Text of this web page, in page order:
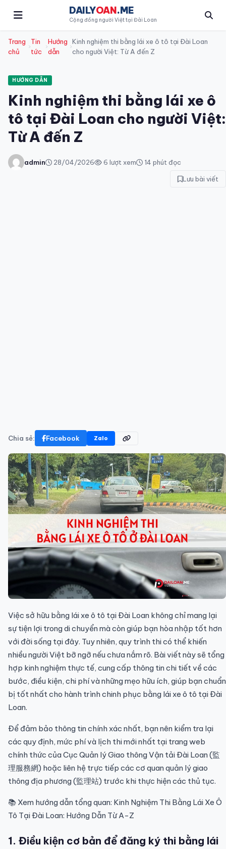
DAILYOAN.ME
Cộng đồng người Việt tại Đài Loan
Trang
chủ
›
Tin
tức
›
Hướng
dẫn
›
Kinh nghiệm thi bằng lái xe ô tô tại Đài Loan
cho người Việt: Từ A đến Z
HƯỚNG DẪN
Kinh nghiệm thi bằng lái xe ô
tô tại Đài Loan cho người Việt:
Từ A đến Z
admin 28/04/2026 6 lượt xem 14 phút đọc
Lưu bài viết
Chia sẻ: Facebook Zalo
Việc sở hữu bằng lái xe ô tô tại Đài Loan không chỉ mang lại
sự tiện lợi trong di chuyển mà còn giúp bạn hòa nhập tốt hơn
với đời sống tại đây. Tuy nhiên, quy trình thi có thể khiến
nhiều người Việt bỡ ngỡ nếu chưa nắm rõ. Bài viết này sẽ tổng
hợp kinh nghiệm thực tế, cung cấp thông tin chi tiết về các
bước, điều kiện, chi phí và những mẹo hữu ích, giúp bạn chuẩn
bị tốt nhất cho hành trình chinh phục bằng lái xe ô tô tại Đài
Loan.
Để đảm bảo thông tin chính xác nhất, bạn nên kiểm tra lại
các quy định, mức phí và lịch thi mới nhất tại trang web
chính thức của Cục Quản lý Giao thông Vận tải Đài Loan (監
理服務網) hoặc liên hệ trực tiếp các cơ quan quản lý giao
thông địa phương (監理站) trước khi thực hiện các thủ tục.
📚 Xem hướng dẫn tổng quan: Kinh Nghiệm Thi Bằng Lái Xe Ô
Tô Tại Đài Loan: Hướng Dẫn Từ A-Z
1. Điều kiện cơ bản để đăng ký thi bằng lái